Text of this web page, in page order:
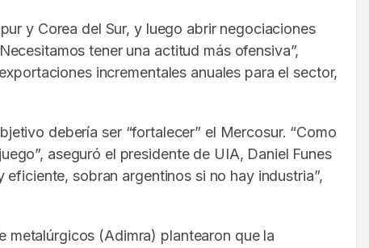
y Corea del Sur, y luego abrir negociaciones
tener una actitud más ofensiva”,
incrementales anuales para el sector,
debería ser “fortalecer” el Mercosur. “Como
aseguró el presidente de UIA, Daniel Funes
sobran argentinos si no hay industria”,
metalúrgicos (Adimra) plantearon que la